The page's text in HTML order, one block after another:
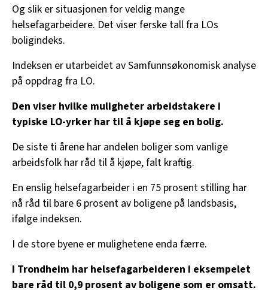
Og slik er situasjonen for veldig mange
helsefagarbeidere. Det viser ferske tall fra LOs
boligindeks.
Indeksen er utarbeidet av Samfunnsøkonomisk analyse
på oppdrag fra LO.
Den viser hvilke muligheter arbeidstakere i
typiske LO-yrker har til å kjøpe seg en bolig.
De siste ti årene har andelen boliger som vanlige
arbeidsfolk har råd til å kjøpe, falt kraftig.
En enslig helsefagarbeider i en 75 prosent stilling har
nå råd til bare 6 prosent av boligene på landsbasis,
ifølge indeksen.
I de store byene er mulighetene enda færre.
I Trondheim har helsefagarbeideren i eksempelet
bare råd til 0,9 prosent av boligene som er omsatt.